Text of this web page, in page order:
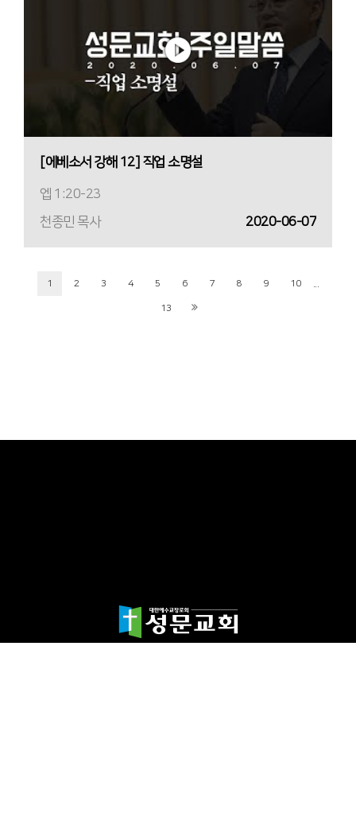
[에베소서 강해 12] 직업 소명설
엡 1:20-23
천종민 목사
2020-06-07
1 2 3 4 5 6 7 8 9 10
13